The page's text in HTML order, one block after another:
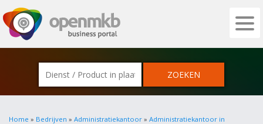
OPENMKB - DE ZAKELIJKE PORTAL
Home » Bedrijven » Administratiekantoor » Administratiekantoor in